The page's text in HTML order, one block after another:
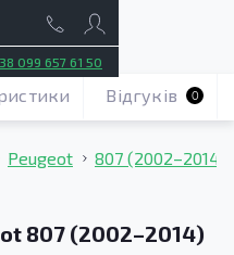
099 657 61 50
Peugeot 807 (2002–2014)
807 (2002–2014)
Відгуків 0